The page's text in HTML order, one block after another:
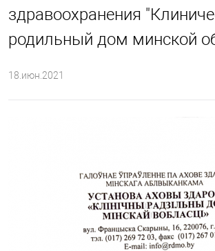
здравоохранения
родильный дом минской
18.июн.2021